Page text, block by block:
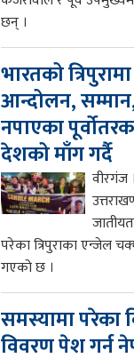
छन् ।
भारतको
आन्दोलन,
नपाएका
देशको माँग गर्दै
वीरगंज
परेका त्रिपुराका एन्जेल
गएको छ ।
समस्यामा परेका
विवरण पेश गर्न